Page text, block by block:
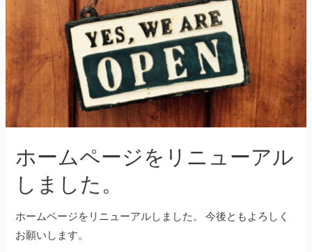
ホームページをリニューアル
しました。
ホームページをリニューアルしました。 今後ともよろしく
お願いします。